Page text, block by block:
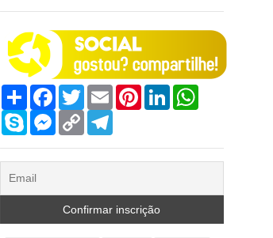
Compartilhar
Facebook
TwitterEmailPinterest
LinkedInWhatsApp
SkypeMessenger
Copy
Link
Telegram